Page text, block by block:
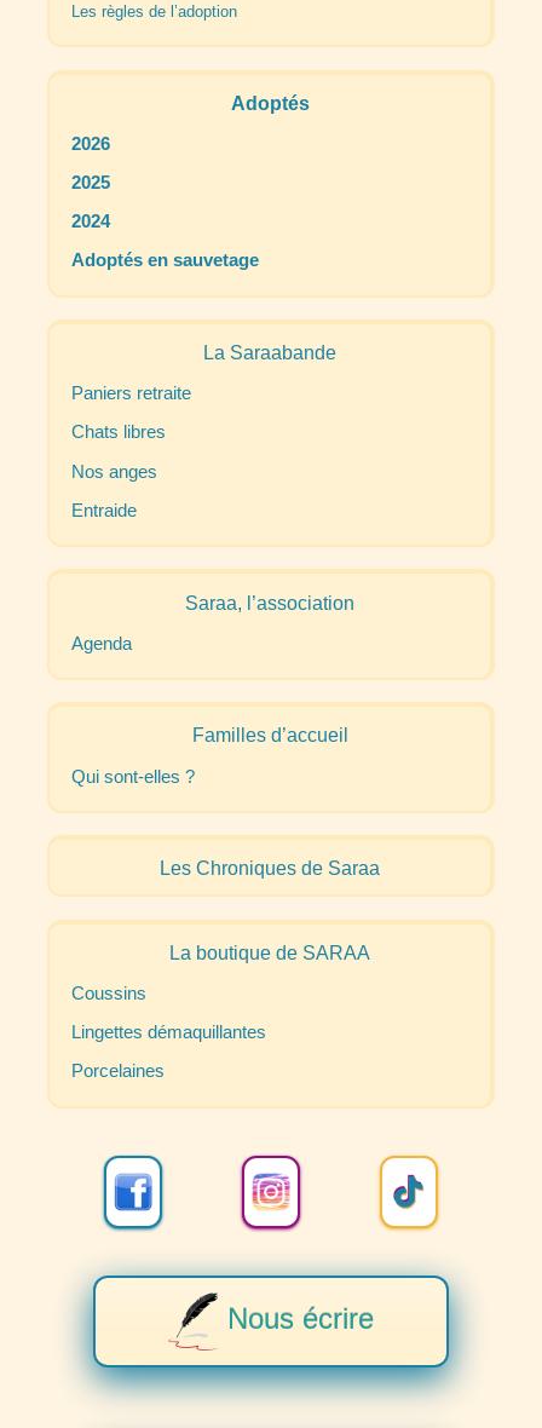
Les règles de l’adoption
Adoptés
2026
2025
2024
Adoptés en sauvetage
La Saraabande
Paniers retraite
Chats libres
Nos anges
Entraide
Saraa, l’association
Agenda
Familles d’accueil
Qui sont-elles ?
Les Chroniques de Saraa
La boutique de SARAA
Coussins
Lingettes démaquillantes
Porcelaines
Nous écrire